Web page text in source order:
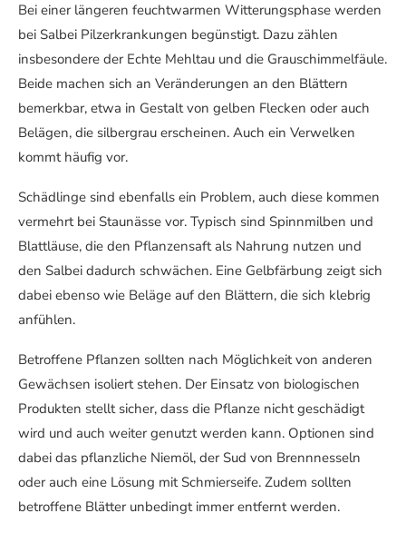
Bei einer längeren feuchtwarmen Witterungsphase werden
bei Salbei Pilzerkrankungen begünstigt. Dazu zählen
insbesondere der Echte Mehltau und die Grauschimmelfäule.
Beide machen sich an Veränderungen an den Blättern
bemerkbar, etwa in Gestalt von gelben Flecken oder auch
Belägen, die silbergrau erscheinen. Auch ein Verwelken
kommt häufig vor.
Schädlinge sind ebenfalls ein Problem, auch diese kommen
vermehrt bei Staunässe vor. Typisch sind Spinnmilben und
Blattläuse, die den Pflanzensaft als Nahrung nutzen und
den Salbei dadurch schwächen. Eine Gelbfärbung zeigt sich
dabei ebenso wie Beläge auf den Blättern, die sich klebrig
anfühlen.
Betroffene Pflanzen sollten nach Möglichkeit von anderen
Gewächsen isoliert stehen. Der Einsatz von biologischen
Produkten stellt sicher, dass die Pflanze nicht geschädigt
wird und auch weiter genutzt werden kann. Optionen sind
dabei das pflanzliche Niemöl, der Sud von Brennnesseln
oder auch eine Lösung mit Schmierseife. Zudem sollten
betroffene Blätter unbedingt immer entfernt werden.